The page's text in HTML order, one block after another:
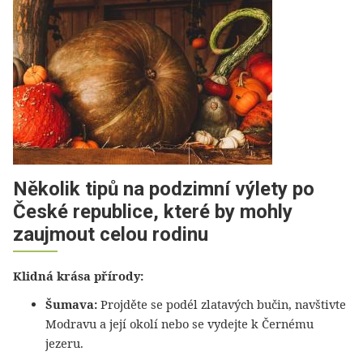
Několik tipů na podzimní výlety po
České republice, které by mohly
zaujmout celou rodinu
Klidná krása přírody:
Šumava: Projděte se podél zlatavých bučin, navštivte
Modravu a její okolí nebo se vydejte k Černému
jezeru.